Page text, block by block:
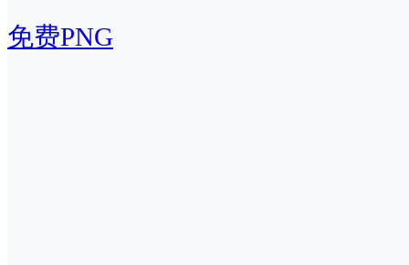
免费PNG